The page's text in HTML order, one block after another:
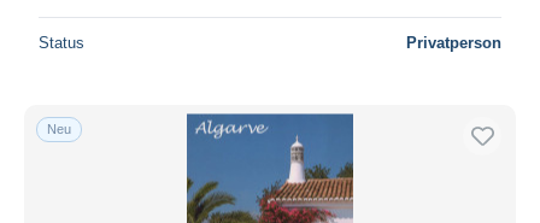
Status Privatperson
Neu